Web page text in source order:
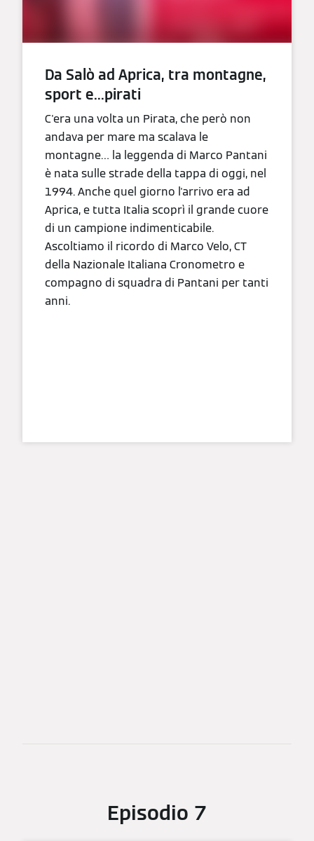
Da Salò ad Aprica, tra montagne,
sport e...pirati
C'era una volta un Pirata, che però non
andava per mare ma scalava le
montagne… la leggenda di Marco Pantani
è nata sulle strade della tappa di oggi, nel
1994. Anche quel giorno l'arrivo era ad
Aprica, e tutta Italia scoprì il grande cuore
di un campione indimenticabile.
Ascoltiamo il ricordo di Marco Velo, CT
della Nazionale Italiana Cronometro e
compagno di squadra di Pantani per tanti
anni.
Episodio 7